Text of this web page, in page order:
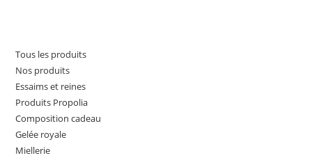
Tous les produits
Nos produits
Essaims et reines
Produits Propolia
Composition cadeau
Gelée royale
Miellerie